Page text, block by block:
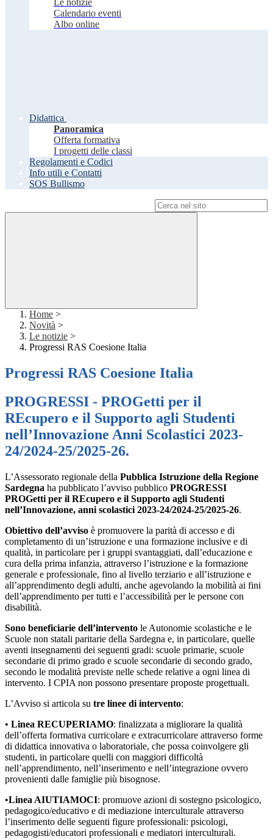
Le notizie
Calendario eventi
Albo online
Didattica
Panoramica
Offerta formativa
I progetti delle classi
Regolamenti e Codici
Info utili e Contatti
SOS Bullismo
Home >
Novità >
Le notizie >
Progressi RAS Coesione Italia
Progressi RAS Coesione Italia
PROGRESSI - PROGetti per il
REcupero e il Supporto agli Studenti
nell’Innovazione Anni Scolastici 2023-
24/2024-25/2025-26.
L’Assessorato regionale della Pubblica Istruzione della Regione
Sardegna ha pubblicato l’avviso pubblico PROGRESSI
PROGetti per il REcupero e il Supporto agli Studenti
nell’Innovazione, anni scolastici 2023-24/2024-25/2025-26.
Obiettivo dell’avviso è promuovere la parità di accesso e di
completamento di un’istruzione e una formazione inclusive e di
qualità, in particolare per i gruppi svantaggiati, dall’educazione e
cura della prima infanzia, attraverso l’istruzione e la formazione
generale e professionale, fino al livello terziario e all’istruzione e
all’apprendimento degli adulti, anche agevolando la mobilità ai fini
dell’apprendimento per tutti e l’accessibilità per le persone con
disabilità.
Sono beneficiarie dell’intervento le Autonomie scolastiche e le
Scuole non statali paritarie della Sardegna e, in particolare, quelle
aventi insegnamenti dei seguenti gradi: scuole primarie, scuole
secondarie di primo grado e scuole secondarie di secondo grado,
secondo le modalità previste nelle schede relative a ogni linea di
intervento. I CPIA non possono presentare proposte progettuali.
L’Avviso si articola su tre linee di intervento:
• Linea RECUPERIAMO: finalizzata a migliorare la qualità
dell’offerta formativa curricolare e extracurricolare attraverso forme
di didattica innovativa o laboratoriale, che possa coinvolgere gli
studenti, in particolare quelli con maggiori difficoltà
nell’apprendimento, nell’inserimento e nell’integrazione ovvero
provenienti dalle famiglie più bisognose.
•Linea AIUTIAMOCI: promuove azioni di sostegno psicologico,
pedagogico/educativo e di mediazione interculturale attraverso
l’inserimento delle seguenti figure professionali: psicologi,
pedagogisti/educatori professionali e mediatori interculturali.